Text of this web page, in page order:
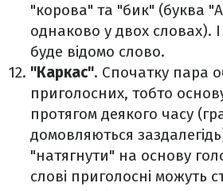
"корова" та "бик" (буква
однаково у двох словах).
буде відомо слово.
"Каркас". Спочатку пара
приголосних, тобто
протягом деякого часу
домовляються
"натягнути" на основу
слові приголосні можуть